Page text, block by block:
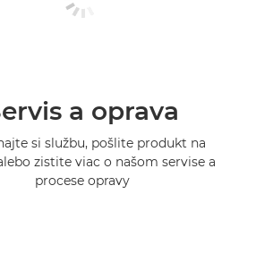
a oprava
si službu, pošlite produkt na
zistite viac o našom servise a
procese opravy